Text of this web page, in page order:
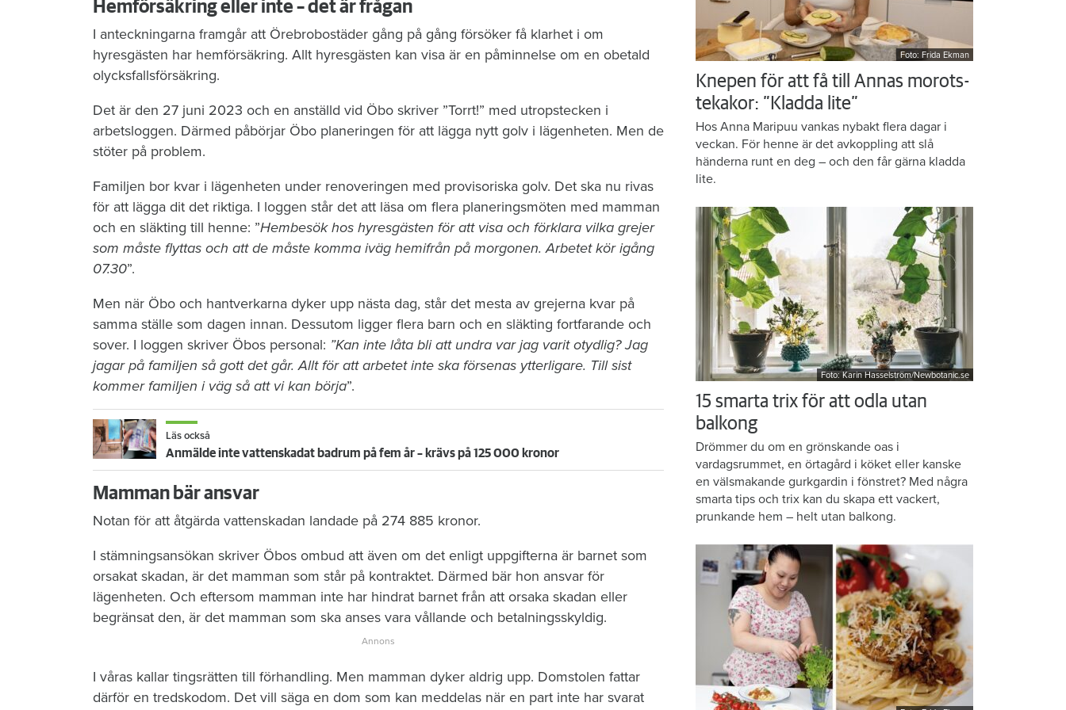
Hemförsäkring eller inte – det är frågan
I anteckningarna framgår att Örebrobostäder gång på gång försöker få klarhet i om
hyresgästen har hemförsäkring. Allt hyresgästen kan visa är en påminnelse om en obetald
olycksfallsförsäkring.
Det är den 27 juni 2023 och en anställd vid Öbo skriver ”Torrt!” med utropstecken i
arbetsloggen. Därmed påbörjar Öbo planeringen för att lägga nytt golv i lägenheten. Men de
stöter på problem.
Familjen bor kvar i lägenheten under renoveringen med provisoriska golv. Det ska nu rivas
för att lägga dit det riktiga. I loggen står det att läsa om flera planeringsmöten med mamman
och en släkting till henne: ”Hembesök hos hyresgästen för att visa och förklara vilka grejer
som måste flyttas och att de måste komma iväg hemifrån på morgonen. Arbetet kör igång
07.30”.
Men när Öbo och hantverkarna dyker upp nästa dag, står det mesta av grejerna kvar på
samma ställe som dagen innan. Dessutom ligger flera barn och en släkting fortfarande och
sover. I loggen skriver Öbos personal: ”Kan inte låta bli att undra var jag varit otydlig? Jag
jagar på familjen så gott det går. Allt för att arbetet inte ska försenas ytterligare. Till sist
kommer familjen i väg så att vi kan börja”.
Läs också
Anmälde inte vattenskadat badrum på fem år – krävs på 125 000 kronor
Mamman bär ansvar
Notan för att åtgärda vattenskadan landade på 274 885 kronor.
I stämningsansökan skriver Öbos ombud att även om det enligt uppgifterna är barnet som
orsakat skadan, är det mamman som står på kontraktet. Därmed bär hon ansvar för
lägenheten. Och eftersom mamman inte har hindrat barnet från att orsaka skadan eller
begränsat den, är det mamman som ska anses vara vållande och betalningsskyldig.
I våras kallar tingsrätten till förhandling. Men mamman dyker aldrig upp. Domstolen fattar
därför en tredskodom. Det vill säga en dom som kan meddelas när en part inte har svarat
Foto: Frida Ekman
Knepen för att få till Annas morots-
tekakor: ”Kladda lite”
Hos Anna Maripuu vankas nybakt flera dagar i
veckan. För henne är det avkoppling att slå
händerna runt en deg – och den får gärna kladda
lite.
Foto: Karin Hasselström/Newbotanic.se
15 smarta trix för att odla utan
balkong
Drömmer du om en grönskande oas i
vardagsrummet, en örtagård i köket eller kanske
en välsmakande gurkgardin i fönstret? Med några
smarta tips och trix kan du skapa ett vackert,
prunkande hem – helt utan balkong.